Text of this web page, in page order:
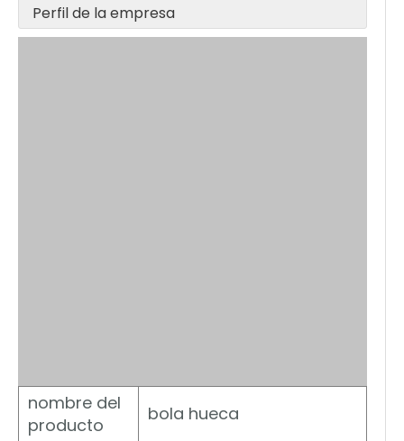
Perfil de la empresa
nombre del
producto
bola hueca